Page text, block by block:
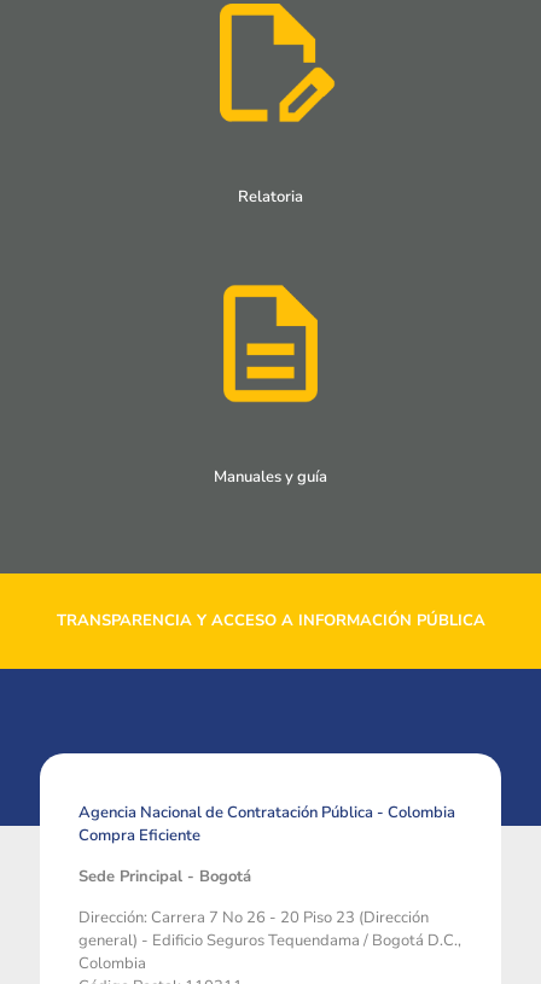
Relatoria
Manuales y guía
TRANSPARENCIA Y ACCESO A INFORMACIÓN PÚBLICA
Agencia Nacional de Contratación Pública - Colombia
Compra Eficiente
Sede Principal - Bogotá
Dirección: Carrera 7 No 26 - 20 Piso 23 (Dirección
general) - Edificio Seguros Tequendama / Bogotá D.C.,
Colombia